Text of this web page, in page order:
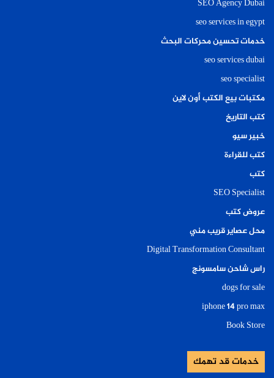
SEO Agency Dubai
seo services in egypt
خدمات تحسين محركات البحث
seo services dubai
seo specialist
مكتبات بيع الكتب أون لاين
كتب التاريخ
خبير سيو
كتب للقراءة
كتب
SEO Specialist
عروض كتب
محل عصاير قريب مني
Digital Transformation Consultant
راس شاحن سامسونج
dogs for sale
iphone 14 pro max
Book Store
خدمات قد تهمك